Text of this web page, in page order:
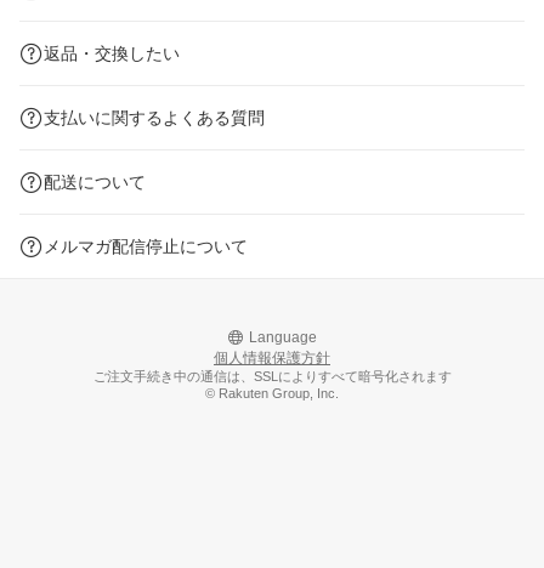
返品・交換したい
支払いに関するよくある質問
配送について
メルマガ配信停止について
Language
個人情報保護方針
ご注文手続き中の通信は、SSLによりすべて暗号化されます
© Rakuten Group, Inc.